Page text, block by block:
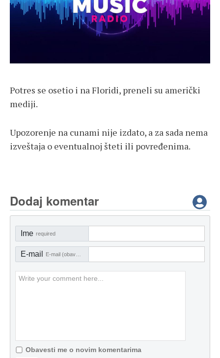
Potres se osetio i na Floridi, preneli su američki
mediji.
Upozorenje na cunami nije izdato, a za sada nema
izveštaja o eventualnoj šteti ili povređenima.
Dodaj komentar
Ime required
E-mail
Obavesti me o novim komentarima